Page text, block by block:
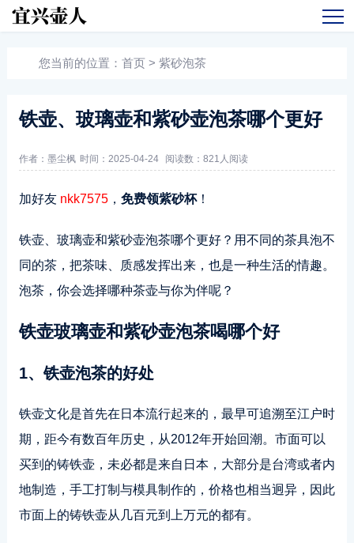
您当前的位置： 首页 > 紫砂泡茶
铁壶、玻璃壶和紫砂壶泡茶哪个更好
作者：墨尘枫 时间：2025-04-24 阅读数： 821人阅读
加好友 nkk7575， 免费领紫砂杯！
铁壶、玻璃壶和紫砂壶泡茶哪个更好？用不同的茶具泡不
同的茶，把茶味、质感发挥出来，也是一种生活的情趣。
泡茶，你会选择哪种茶壶与你为伴呢？
铁壶玻璃壶和紫砂壶泡茶喝哪个好
1、铁壶泡茶的好处
铁壶文化是首先在日本流行起来的，最早可追溯至江户时
期，距今有数百年历史，从2012年开始回潮。市面可以
买到的铸铁壶，未必都是来自日本，大部分是台湾或者内
地制造，手工打制与模具制作的，价格也相当迥异，因此
市面上的铸铁壶从几百元到上万元的都有。